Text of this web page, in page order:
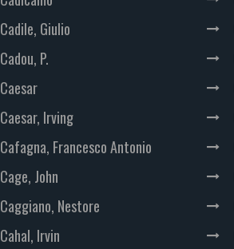
Cadile, Giulio
Cadou, P.
Caesar
Caesar, Irving
Cafagna, Francesco Antonio
Cage, John
Caggiano, Nestore
Cahal, Irvin